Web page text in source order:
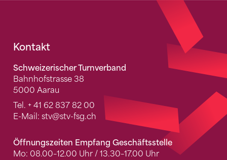
Fusszeile
Kontakt
Schweizerischer Turnverband
Bahnhofstrasse 38
5000 Aarau
Tel. + 41 62 837 82 00
E-Mail: stv@stv-fsg.ch
Öffnungszeiten Empfang Geschäftsstelle
Mo: 08.00–12.00 Uhr / 13.30–17.00 Uhr